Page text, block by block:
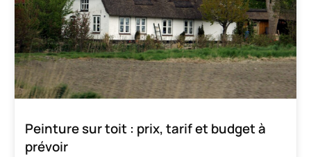
Peinture sur toit : prix, tarif et budget à
prévoir